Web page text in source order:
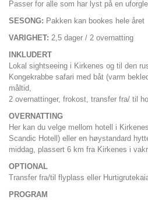
Passer for alle som har lyst på en
SESONG: Pakken kan bookes hele året
VARIGHET: 2,5 dager / 2 overnatting
INKLUDERT
Lokal sightseeing i Kirkenes og til den
Kongekrabbe safari med båt (varm
måltid,
2 overnattinger, frokost, transfer fra/ til
OVERNATTING
Her kan du velge mellom hotell i
Scandic Hotell) eller en høystandard
middag, plassert 6 km fra Kirkenes i
OPTIONAL
Transfer fra/til flyplass eller
PROGRAM